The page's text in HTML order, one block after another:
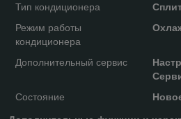
Тип кондиционера
Режим работы
кондиционера
Дополнительный сервис
Состояние